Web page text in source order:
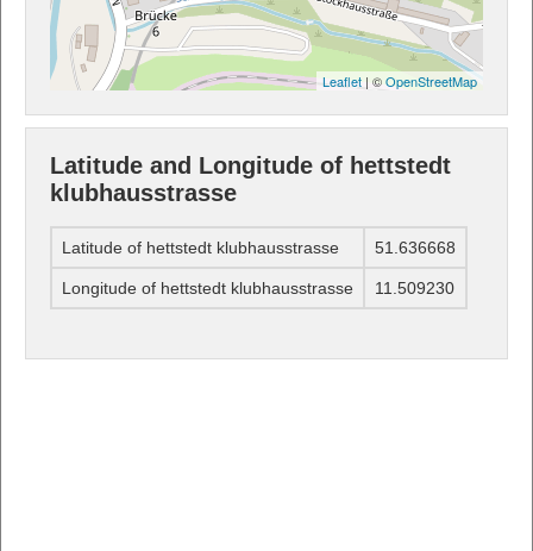
Leaflet | ©OpenStreetMap
Latitude and Longitude of hettstedt
klubhausstrasse
Latitude of hettstedt klubhausstrasse 51.636668
Longitude of hettstedt klubhausstrasse 11.509230